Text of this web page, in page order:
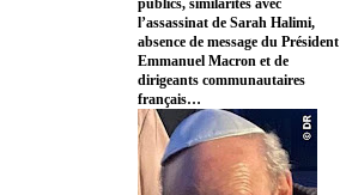
l’assassinat de Sarah Halimi,
absence de message du Président
Emmanuel Macron et de
dirigeants communautaires
français…